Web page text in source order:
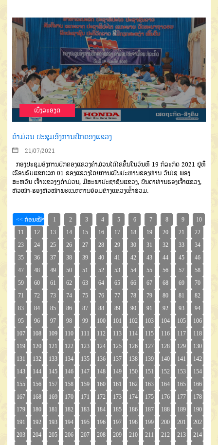
ເບີ່ງລະອຽດ
ຄໍາມ່ວນ ປະຊຸມອົງການປົກຄອງແຂວງ
21/07/2021
ກອງປະຊຸມອົງການປົກຄອງແຂວງຄໍາມ່ວນໄດ້ໄຂຂຶ້ນໃນວັນທີ 19 ກໍລະກົດ 2021 ຢູ່ທີ່
ເຮືອນຮັບແຂກເລກ 01 ຂອງແຂວງໂດຍການເປັນປະທານຂອງທ່ານ ວັນໄຊ ພອງ
ສະຫວັນ ເຈົ້າແຂວງໆຄໍາມ່ວນ, ມີສະພາປະຊາຊົນແຂວງ, ບັນດາທ່ານຮອງເຈົ້າແຂວງ,
ຫົວໜ້າ-ຮອງຫົວໜ້າພະແນກການອ້ອມຂ້າງແຂວງເຂົ້າຮ່ວມ.